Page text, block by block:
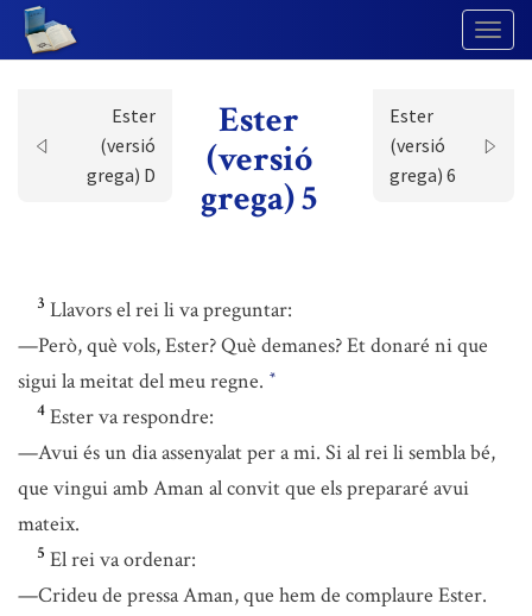
Ester
(versió
grega) D
Ester
(versió
grega) 5
Ester
(versió
grega) 6
3 Llavors el rei li va preguntar:
—Però, què vols, Ester? Què demanes? Et donaré ni que
sigui la meitat del meu regne. *
4 Ester va respondre:
—Avui és un dia assenyalat per a mi. Si al rei li sembla bé,
que vingui amb Aman al convit que els prepararé avui
mateix.
5 El rei va ordenar:
—Crideu de pressa Aman, que hem de complaure Ester.